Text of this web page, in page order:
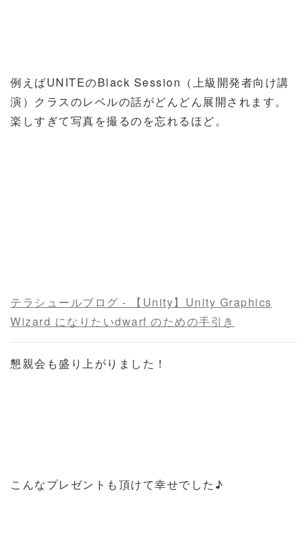
例えばUNITEのBlack Session（上級開発者向け講
演）クラスのレベルの話がどんどん展開されます。
楽しすぎて写真を撮るのを忘れるほど。
テラシュールブログ - 【Unity】Unity Graphics
Wizard になりたいdwarf のための手引き
懇親会も盛り上がりました！
こんなプレゼントも頂けて幸せでした♪